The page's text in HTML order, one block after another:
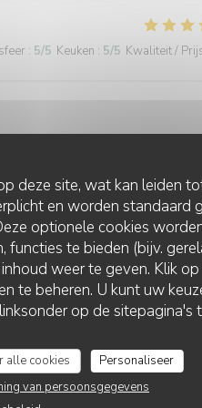
deze site, wat kan leiden
en worden standaard
optionele cookies
te bieden (bijv.
weer te geven. Klik op
te beheren. U kunt uw
op de sitepagina's
alle cookies
Personaliseer
van persoonsgegevens
: 5/5 Keuken : 5/5 Kwaliteit /
5 Keuken Kwaliteit / Prijs
les plats excellents et
4 SAISONS